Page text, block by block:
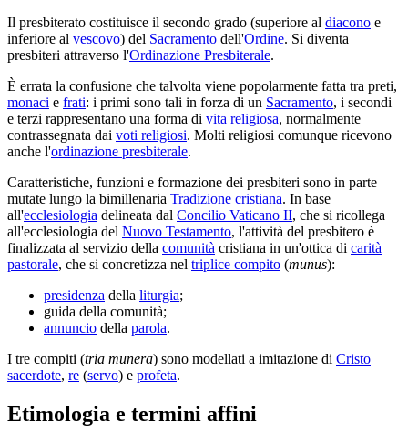
Il presbiterato costituisce il secondo grado (superiore al diacono e
inferiore al vescovo) del Sacramento dell'Ordine. Si diventa
presbiteri attraverso l'Ordinazione Presbiterale.
È errata la confusione che talvolta viene popolarmente fatta tra preti,
monaci e frati: i primi sono tali in forza di un Sacramento, i secondi
e terzi rappresentano una forma di vita religiosa, normalmente
contrassegnata dai voti religiosi. Molti religiosi comunque ricevono
anche l'ordinazione presbiterale.
Caratteristiche, funzioni e formazione dei presbiteri sono in parte
mutate lungo la bimillenaria Tradizione cristiana. In base
all'ecclesiologia delineata dal Concilio Vaticano II, che si ricollega
all'ecclesiologia del Nuovo Testamento, l'attività del presbitero è
finalizzata al servizio della comunità cristiana in un'ottica di carità
pastorale, che si concretizza nel triplice compito (munus):
presidenza della liturgia;
guida della comunità;
annuncio della parola.
I tre compiti (tria munera) sono modellati a imitazione di Cristo
sacerdote, re (servo) e profeta.
Etimologia e termini affini